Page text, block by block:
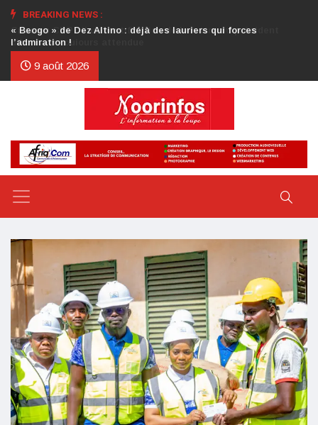
BREAKING NEWS :
Crise au CDP : l’authentification de la lettre du président
d’honneur toujours attendue
9 août 2026